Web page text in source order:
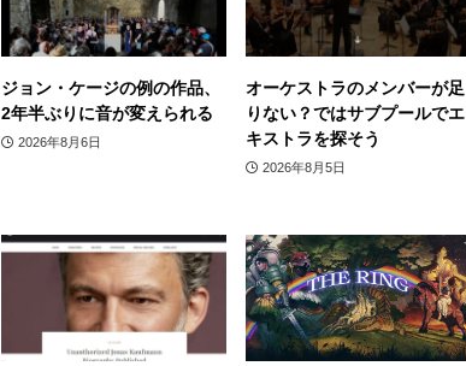
ジョン・ケージの例の作品、
2年半ぶりに音が変えられる
2026年8月6日
オーケストラのメンバーが足
りない？ではサブプールでエ
キストラを探そう
2026年8月5日